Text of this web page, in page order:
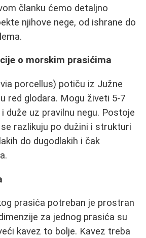
članku ćemo detaljno
njihove nege, od ishrane do
o morskim prasićima
porcellus) potiču iz Južne
red glodara. Mogu živeti 5-7
duže uz pravilnu negu. Postoje
razlikuju po dužini i strukturi
do dugodlakih i čak
prasića potreban je prostran
za jednog prasića su
kavez to bolje. Kavez treba